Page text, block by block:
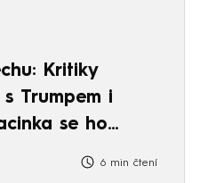
Kritiky
Trumpem i
se ho
6 min čtení